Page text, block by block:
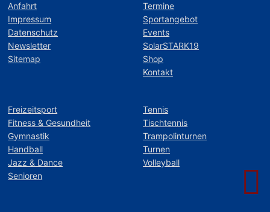
Anfahrt
Impressum
Datenschutz
Newsletter
Sitemap
Termine
Sportangebot
Events
SolarSTARK19
Shop
Kontakt
Freizeitsport
Fitness & Gesundheit
Gymnastik
Handball
Jazz & Dance
Senioren
Tennis
Tischtennis
Trampolinturnen
Turnen
Volleyball